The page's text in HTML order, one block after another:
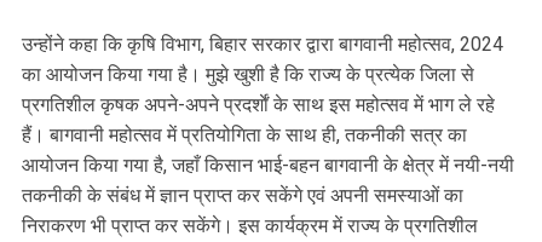
उन्होंने कहा कि कृषि विभाग, बिहार सरकार द्वारा बागवानी महोत्सव, 2024
का आयोजन किया गया है। मुझे खुशी है कि राज्य के प्रत्येक जिला से
प्रगतिशील कृषक अपने-अपने प्रदर्शाें के साथ इस महोत्सव में भाग ले रहे
हैं। बागवानी महोत्सव में प्रतियोगिता के साथ ही, तकनीकी सत्र का
आयोजन किया गया है, जहाँ किसान भाई-बहन बागवानी के क्षेत्र में नयी-नयी
तकनीकी के संबंध में ज्ञान प्राप्त कर सकेंगे एवं अपनी समस्याओं का
निराकरण भी प्राप्त कर सकेंगे। इस कार्यक्रम में राज्य के प्रगतिशील